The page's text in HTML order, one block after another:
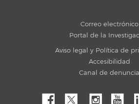
Correo electrónico
Portal de la
Aviso legal y Política de
Accesibilidad
Canal de denuncia